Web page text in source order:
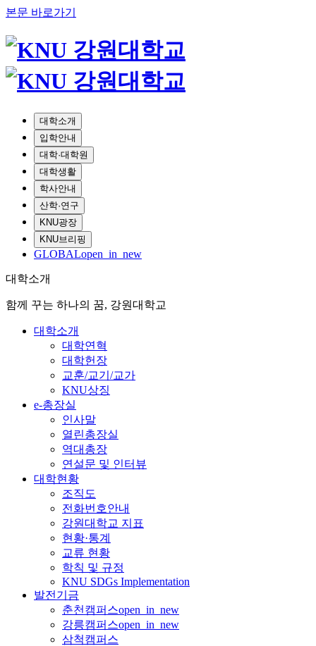
본문 바로가기
대학소개
입학안내
대학·대학원
대학생활
학사안내
산학·연구
KNU광장
KNU브리핑
GLOBALopen_in_new
대학소개
함께 꾸는 하나의 꿈, 강원대학교
대학소개
대학연혁
대학헌장
교훈/교기/교가
KNU상징
e-총장실
인사말
열린총장실
역대총장
연설문 및 인터뷰
대학현황
조직도
전화번호안내
강원대학교 지표
현황·통계
교류 현황
학칙 및 규정
KNU SDGs Implementation
발전기금
춘천캠퍼스open_in_new
강릉캠퍼스open_in_new
삼척캠퍼스